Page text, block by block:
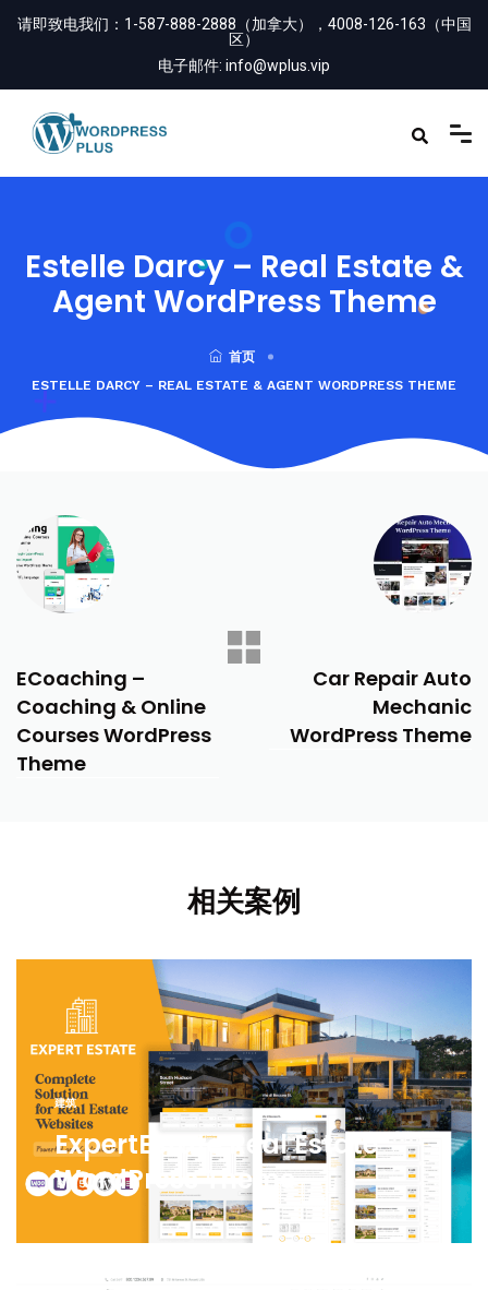
请即致电我们： 1-587-888-2888（加拿大），4008-126-163（中国
区）
电子邮件: info@wplus.vip
Estelle Darcy – Real Estate &
Agent WordPress Theme
首页
ESTELLE DARCY – REAL ESTATE & AGENT WORDPRESS THEME
ECoaching –
Coaching & Online
Courses WordPress
Theme
Car Repair Auto
Mechanic
WordPress Theme
相关案例
建筑
ExpertEstate Real Estate
WordPress Theme